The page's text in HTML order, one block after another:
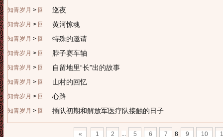
知青岁月 > 回忆往昔
巡夜
知青岁月 > 回忆往昔黄河惊魂
知青岁月 > 回忆往昔特殊的邀请
知青岁月 > 回忆往昔脖子赛车轴
知青岁月 > 回忆往昔自留地里“长”出的故事
知青岁月 > 回忆往昔山村的回忆
知青岁月 > 回忆往昔
心路
知青岁月 > 回忆往昔插队初期和解放军医疗队接触的日子
« 1 2 ... 5 6 7 8 9 10